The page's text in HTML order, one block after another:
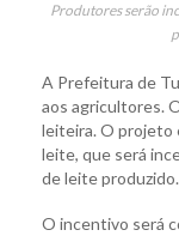
Produtores serão
A Prefeitura de
aos agricultores.
leiteira. O projeto
leite, que será
de leite produzido.
O incentivo será